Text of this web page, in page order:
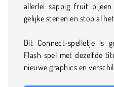
allerlei sappig fruit
gelijke stenen en stop al
Dit Connect-spelletje is
Flash spel met dezelfde
nieuwe graphics en